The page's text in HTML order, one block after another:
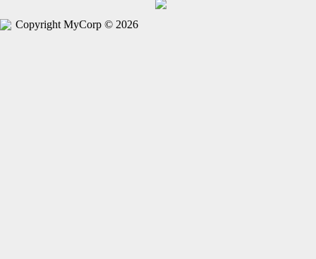
Copyright MyCorp © 2026